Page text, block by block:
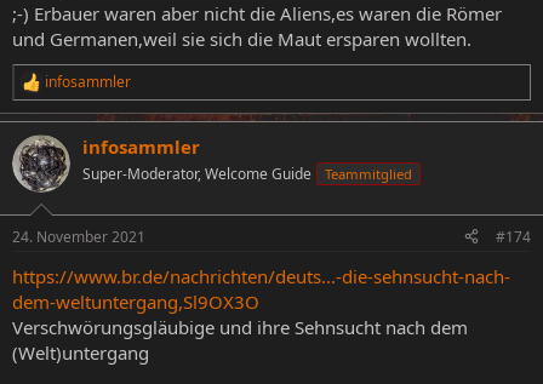
;-) Erbauer waren aber nicht die Aliens,es waren die Römer
und Germanen,weil sie sich die Maut ersparen wollten.
R
e
a
k
t
i
e
:
infosammler
infosammler
Super-Moderator, Welcome Guide Teammitglied
24. November 2021 #174
https://www.br.de/nachrichten/deuts...-die-sehnsucht-nach-
dem-weltuntergang,Sl9OX3O
Verschwörungsgläubige und ihre Sehnsucht nach dem
(Welt)untergang